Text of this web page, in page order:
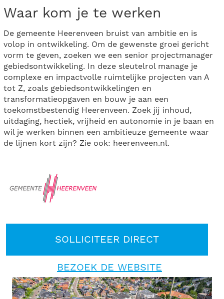
Waar kom je te werken
De gemeente Heerenveen bruist van ambitie en is
volop in ontwikkeling. Om de gewenste groei gericht
vorm te geven, zoeken we een senior projectmanager
gebiedsontwikkeling. In deze sleutelrol manage je
complexe en impactvolle ruimtelijke projecten van A
tot Z, zoals gebiedsontwikkelingen en
transformatieopgaven en bouw je aan een
toekomstbestendig Heerenveen. Zoek jij inhoud,
uitdaging, hectiek, vrijheid en autonomie in je baan en
wil je werken binnen een ambitieuze gemeente waar
de lijnen kort zijn? Zie ook: heerenveen.nl.
SOLLICITEER DIRECT
BEZOEK DE WEBSITE